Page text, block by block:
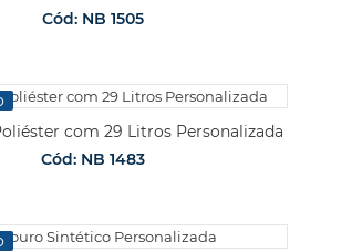
Cód: NB 1505
com 29 Litros Personalizada
Cód: NB 1483